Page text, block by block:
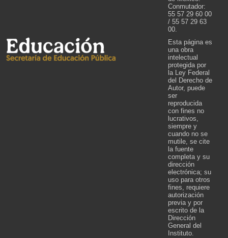
Conmutador:
55 57 29 60 00
/ 55 57 29 63
00.
Esta página es
una obra
intelectual
protegida por
la Ley Federal
del Derecho de
Autor, puede
ser
reproducida
con fines no
lucrativos,
siempre y
cuando no se
mutile, se cite
la fuente
completa y su
dirección
electrónica; su
uso para otros
fines, requiere
autorización
previa y por
escrito de la
Dirección
General del
Instituto.